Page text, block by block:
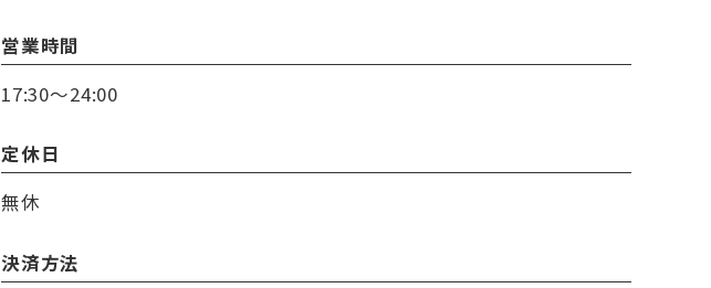
営業時間
17:30～24:00
定休日
無休
決済方法